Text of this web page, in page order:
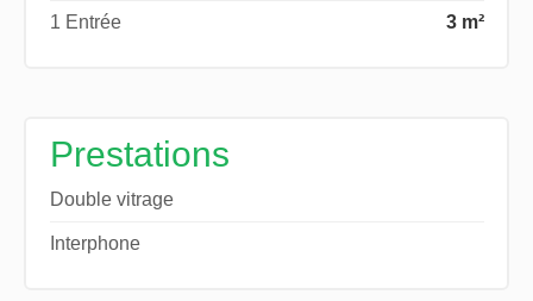
1 Entrée 3 m²
Prestations
Double vitrage
Interphone